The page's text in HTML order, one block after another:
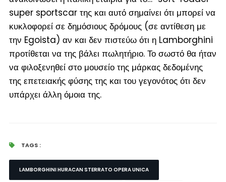
super sportscar της και αυτό σημαίνει ότι μπορεί να
κυκλοφορεί σε δημόσιους δρόμους (σε αντίθεση με
την Egoista) αν και δεν πιστεύω ότι η Lamborghini
προτίθεται να της βάλει πωλητήριο. Το σωστό θα ήταν
να φιλοξενηθεί στο μουσείο της μάρκας δεδομένης
της επετειακής φύσης της και του γεγονότος ότι δεν
υπάρχει άλλη όμοια της.
TAGS :
LAMBORGHINI HURACAN STERRATO OPERA UNICA